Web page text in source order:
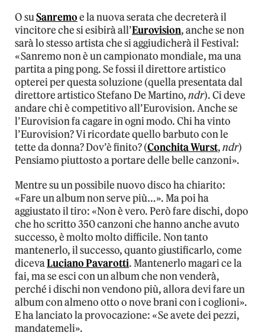
O suSanremoe la nuova serata che decreterà il
vincitore che si esibirà all’Eurovision, anche se non
sarà lo stesso artista che si aggiudicherà il Festival:
«Sanremo non è un campionato mondiale, ma una
partita a ping pong. Se fossi il direttore artistico
opterei per questa soluzione (quella presentata dal
direttore artistico Stefano De Martino,ndr). Ci deve
andare chi è competitivo all’Eurovision. Anche se
l’Eurovision fa cagare in ogni modo. Chi ha vinto
l’Eurovision? Vi ricordate quello barbuto con le
tette da donna? Dov’è finito? (Conchita Wurst,ndr)
Pensiamo piuttosto a portare delle belle canzoni».
Mentre su un possibile nuovo disco ha chiarito:
«Fare un album non serve più…». Ma poi ha
aggiustato il tiro: «Non è vero. Però fare dischi, dopo
che ho scritto 350 canzoni che hanno anche avuto
successo, è molto molto difficile. Non tanto
mantenerlo, il successo, quanto giustificarlo, come
dicevaLuciano Pavarotti. Mantenerlo magari ce la
fai, ma se esci con un album che non venderà,
perché i dischi non vendono più, allora devi fare un
album con almeno otto o nove brani con i coglioni».
E ha lanciato la provocazione: «Se avete dei pezzi,
mandatemeli».